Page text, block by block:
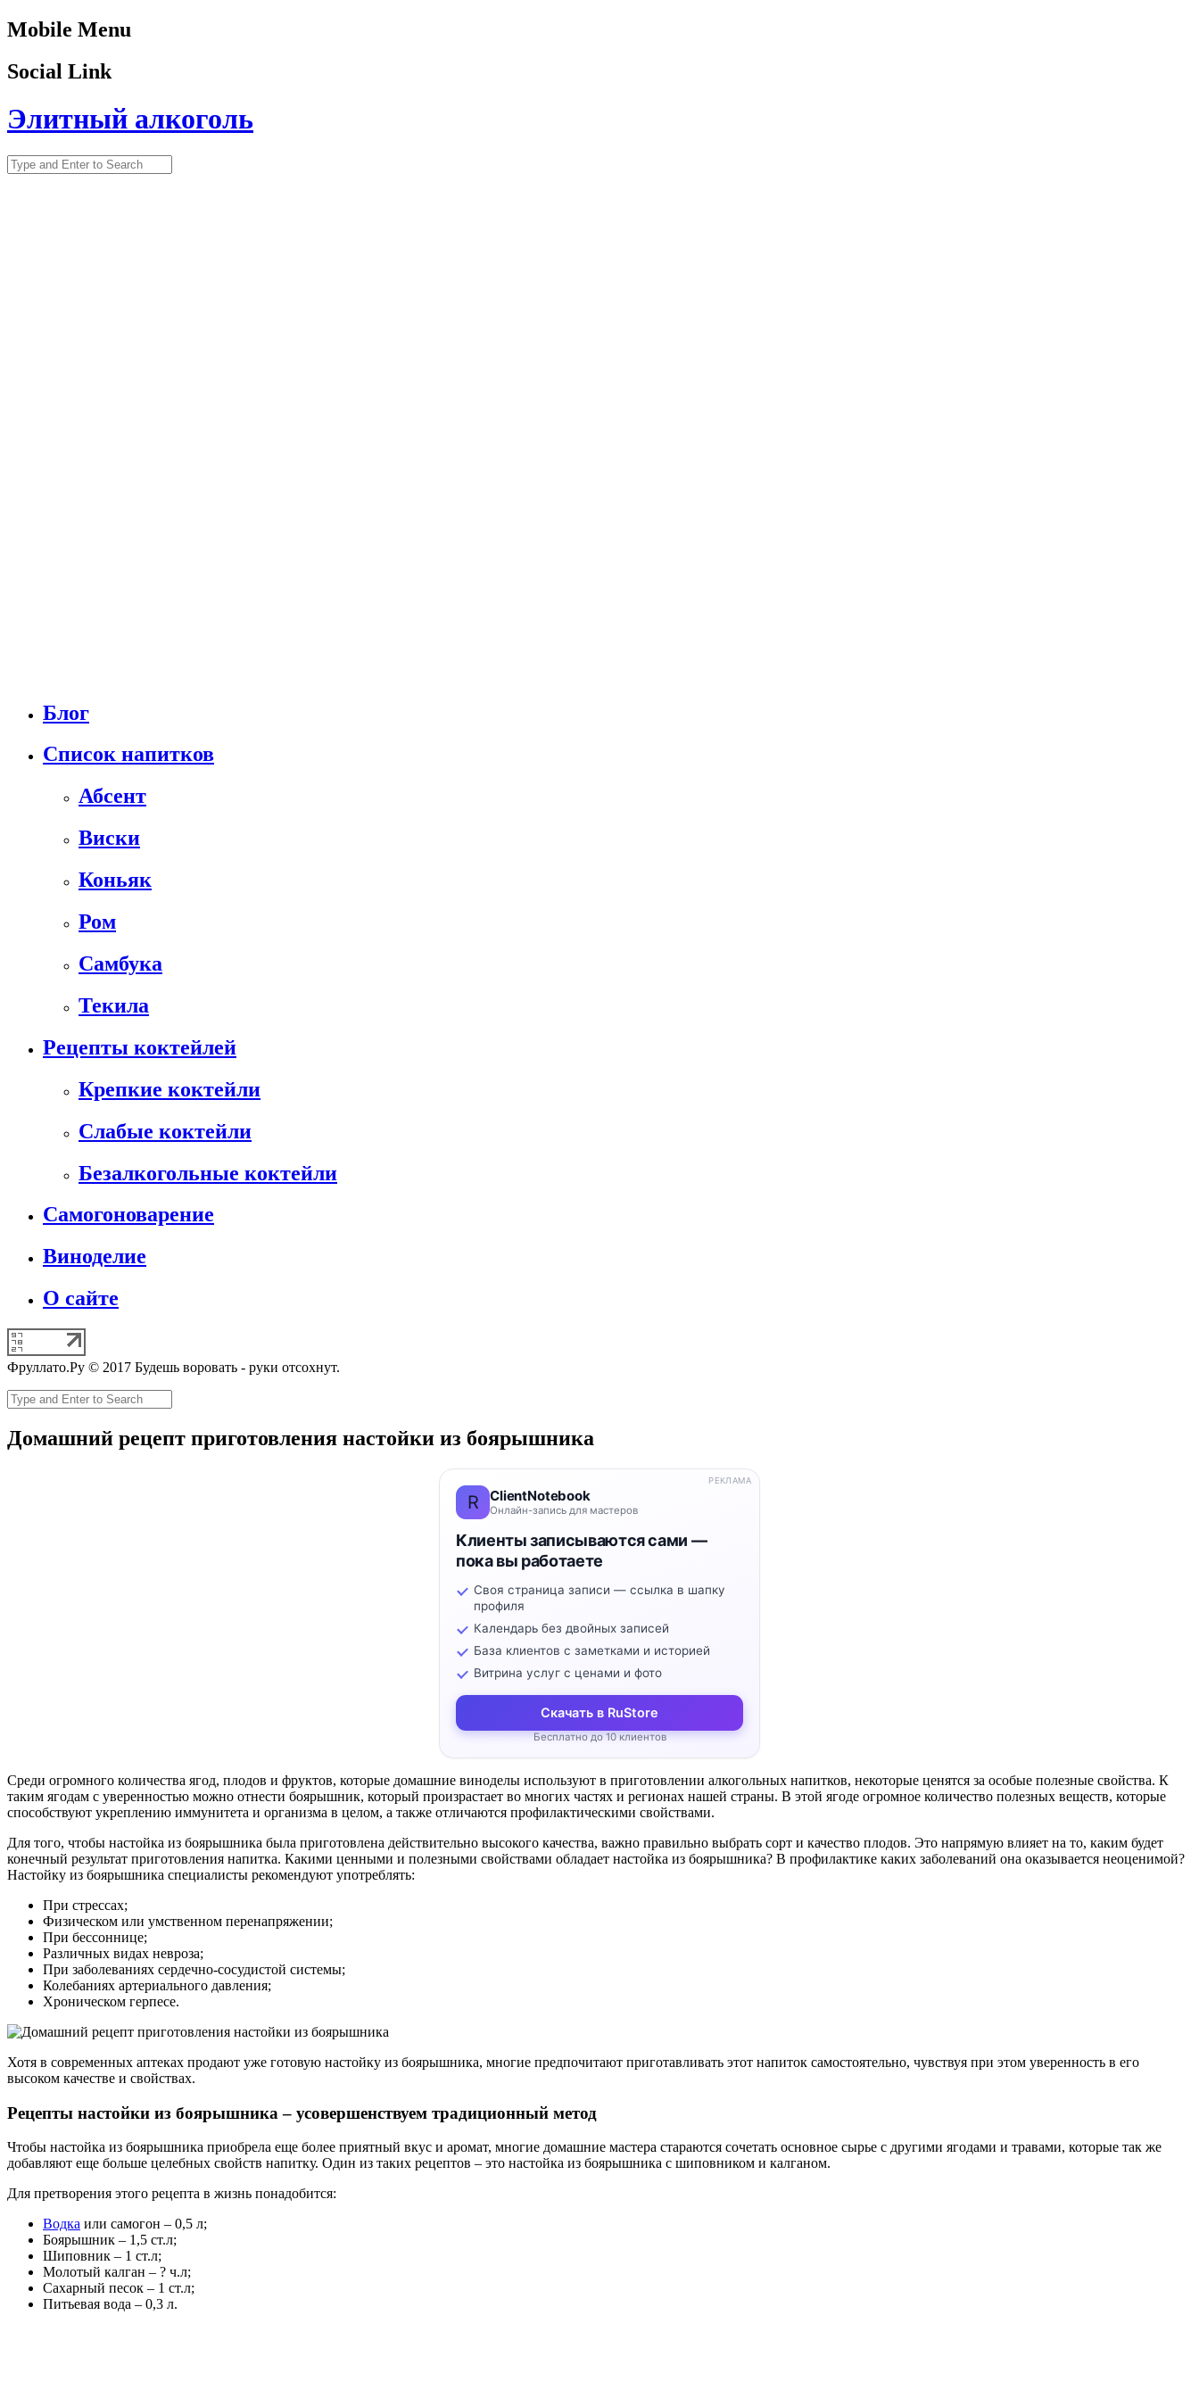
Mobile Menu
Social Link
Элитный алкоголь
Блог
Список напитков
Абсент
Виски
Коньяк
Ром
Самбука
Текила
Рецепты коктейлей
Крепкие коктейли
Слабые коктейли
Безалкогольные коктейли
Самогоноварение
Виноделие
О сайте
Фруллато.Ру © 2017 Будешь воровать - руки отсохнут.
Домашний рецепт приготовления настойки из боярышника
R ClientNotebook
Онлайн-запись для мастеров
Клиенты записываются сами —
пока вы работаете
Своя страница записи — ссылка в шапку
профиля
Календарь без двойных записей
База клиентов с заметками и историей
Витрина услуг с ценами и фото
Скачать в RuStore
Бесплатно до 10 клиентов
РЕКЛАМА
Среди огромного количества ягод, плодов и фруктов, которые домашние виноделы используют в приготовлении алкогольных напитков, некоторые ценятся за особые полезные свойства. К
таким ягодам с уверенностью можно отнести боярышник, который произрастает во многих частях и регионах нашей страны. В этой ягоде огромное количество полезных веществ, которые
способствуют укреплению иммунитета и организма в целом, а также отличаются профилактическими свойствами.
Для того, чтобы настойка из боярышника была приготовлена действительно высокого качества, важно правильно выбрать сорт и качество плодов. Это напрямую влияет на то, каким будет
конечный результат приготовления напитка. Какими ценными и полезными свойствами обладает настойка из боярышника? В профилактике каких заболеваний она оказывается неоценимой?
Настойку из боярышника специалисты рекомендуют употреблять:
При стрессах;
Физическом или умственном перенапряжении;
При бессоннице;
Различных видах невроза;
При заболеваниях сердечно-сосудистой системы;
Колебаниях артериального давления;
Хроническом герпесе.
Хотя в современных аптеках продают уже готовую настойку из боярышника, многие предпочитают приготавливать этот напиток самостоятельно, чувствуя при этом уверенность в его
высоком качестве и свойствах.
Рецепты настойки из боярышника – усовершенствуем традиционный метод
Чтобы настойка из боярышника приобрела еще более приятный вкус и аромат, многие домашние мастера стараются сочетать основное сырье с другими ягодами и травами, которые так же
добавляют еще больше целебных свойств напитку. Один из таких рецептов – это настойка из боярышника с шиповником и калганом.
Для претворения этого рецепта в жизнь понадобится:
Водка или самогон – 0,5 л;
Боярышник – 1,5 ст.л;
Шиповник – 1 ст.л;
Молотый калган – ? ч.л;
Сахарный песок – 1 ст.л;
Питьевая вода – 0,3 л.